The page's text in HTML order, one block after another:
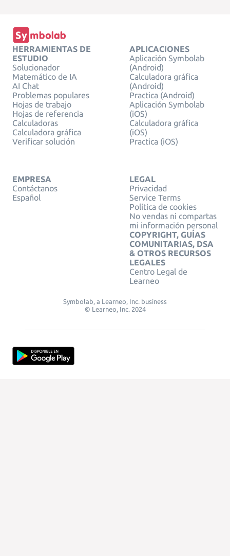
HERRAMIENTAS DE
ESTUDIO
Solucionador
Matemático de IA
AI Chat
Problemas populares
Hojas de trabajo
Hojas de referencia
Calculadoras
Calculadora gráfica
Verificar solución
APLICACIONES
Aplicación Symbolab
(Android)
Calculadora gráfica
(Android)
Practica (Android)
Aplicación Symbolab
(iOS)
Calculadora gráfica
(iOS)
Practica (iOS)
EMPRESA
Contáctanos
Español
LEGAL
Privacidad
Service Terms
Política de cookies
No vendas ni compartas
mi información personal
COPYRIGHT, GUÍAS
COMUNITARIAS, DSA
& OTROS RECURSOS
LEGALES
Centro Legal de
Learneo
Symbolab, a Learneo, Inc. business
© Learneo, Inc. 2024